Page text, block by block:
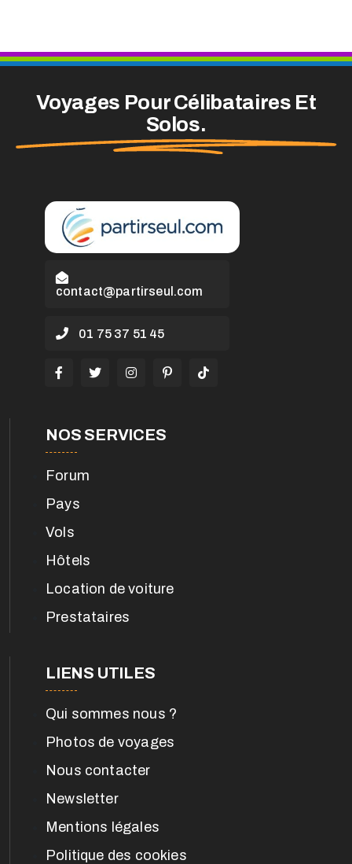
Voyages Pour Célibataires Et
Solos.
contact@partirseul.com
01 75 37 51 45
NOS SERVICES
Forum
Pays
Vols
Hôtels
Location de voiture
Prestataires
LIENS UTILES
Qui sommes nous ?
Photos de voyages
Nous contacter
Newsletter
Mentions légales
Politique des cookies